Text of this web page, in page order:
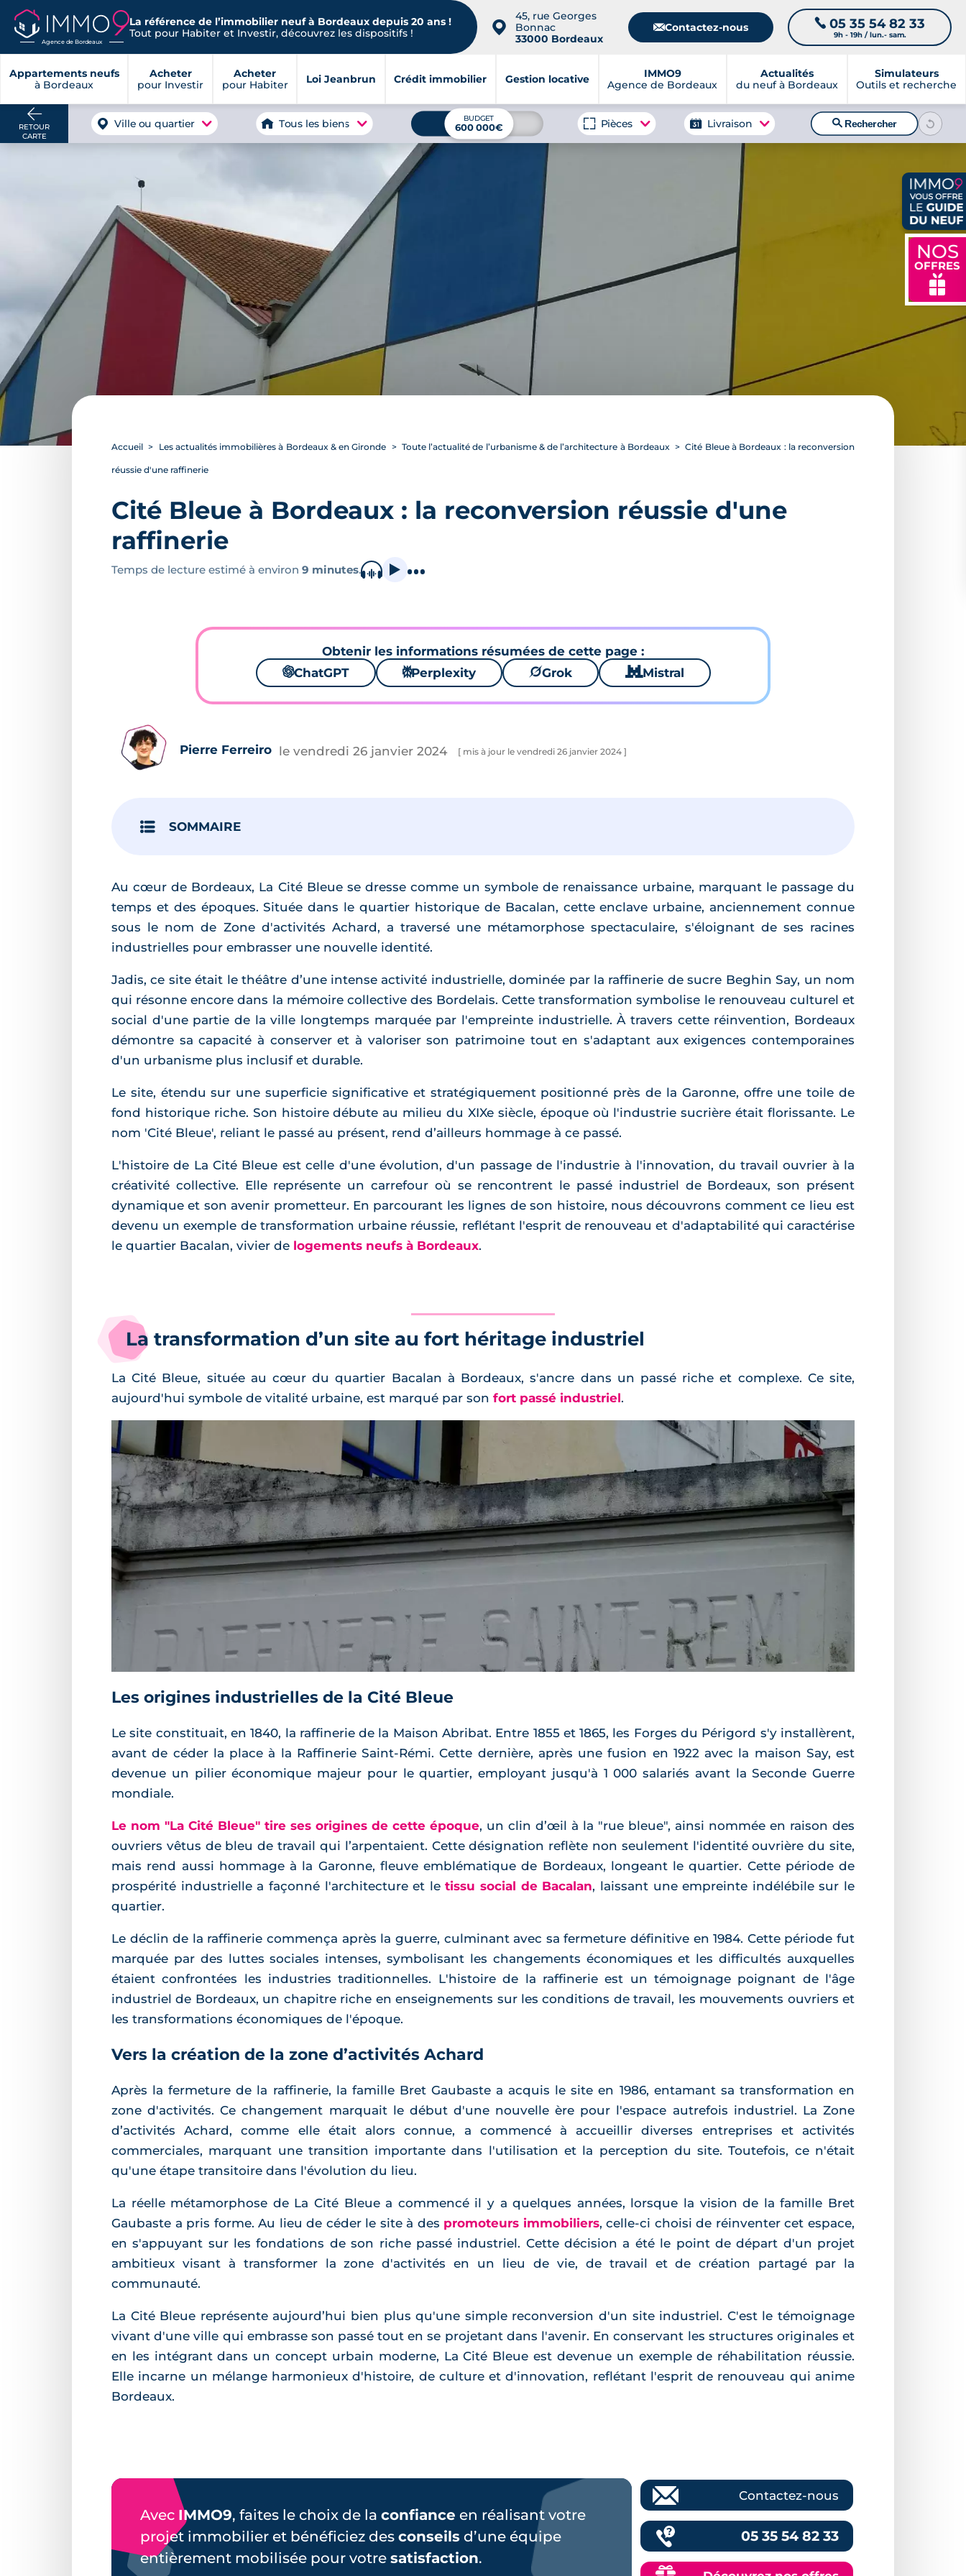
Agence de Bordeaux
La référence de l’immobilier neuf à Bordeaux depuis 20 ans !
Tout pour Habiter et Investir, découvrez les dispositifs !
📍
45, rue Georges
Bonnac
33000 Bordeaux
📧Contactez-nous 📞 05 35 54 82 33
9h - 19h / lun.- sam.
Appartements neufs
à Bordeaux
Acheter
pour Investir
Acheter
pour Habiter
Loi Jeanbrun Crédit immobilier Gestion locative
IMMO9
Agence de Bordeaux
Actualités
du neuf à Bordeaux
Simulateurs
Outils et recherche
NOS
OFFRES
🎁
RETOUR
CARTE
Ville ou quartier Tous les biens BUDGET
600 000€ Pièces Livraison 🔍Rechercher
Accueil Les actualités immobilières à Bordeaux & en Gironde Toute l’actualité de l’urbanisme & de l’architecture à Bordeaux Cité Bleue à Bordeaux : la reconversion
réussie d'une raffinerie
Cité Bleue à Bordeaux : la reconversion réussie d'une
raffinerie
Temps de lecture estimé à environ 9 minutes.
Obtenir les informations résumées de cette page :
🌌ChatGPT ⚙Perplexity 🪐Grok 🐱 Mistral
Pierre Ferreiro le vendredi 26 janvier 2024 [ mis à jour le vendredi 26 janvier 2024 ]
SOMMAIRE
Au cœur de Bordeaux, La Cité Bleue se dresse comme un symbole de renaissance urbaine, marquant le passage du
temps et des époques. Située dans le quartier historique de Bacalan, cette enclave urbaine, anciennement connue
sous le nom de Zone d'activités Achard, a traversé une métamorphose spectaculaire, s'éloignant de ses racines
industrielles pour embrasser une nouvelle identité.
Jadis, ce site était le théâtre d’une intense activité industrielle, dominée par la raffinerie de sucre Beghin Say, un nom
qui résonne encore dans la mémoire collective des Bordelais. Cette transformation symbolise le renouveau culturel et
social d'une partie de la ville longtemps marquée par l'empreinte industrielle. À travers cette réinvention, Bordeaux
démontre sa capacité à conserver et à valoriser son patrimoine tout en s'adaptant aux exigences contemporaines
d'un urbanisme plus inclusif et durable.
Le site, étendu sur une superficie significative et stratégiquement positionné près de la Garonne, offre une toile de
fond historique riche. Son histoire débute au milieu du XIXe siècle, époque où l'industrie sucrière était florissante. Le
nom 'Cité Bleue', reliant le passé au présent, rend d’ailleurs hommage à ce passé.
L'histoire de La Cité Bleue est celle d'une évolution, d'un passage de l'industrie à l'innovation, du travail ouvrier à la
créativité collective. Elle représente un carrefour où se rencontrent le passé industriel de Bordeaux, son présent
dynamique et son avenir prometteur. En parcourant les lignes de son histoire, nous découvrons comment ce lieu est
devenu un exemple de transformation urbaine réussie, reflétant l'esprit de renouveau et d'adaptabilité qui caractérise
le quartier Bacalan, vivier de logements neufs à Bordeaux.
La transformation d’un site au fort héritage industriel
La Cité Bleue, située au cœur du quartier Bacalan à Bordeaux, s'ancre dans un passé riche et complexe. Ce site,
aujourd'hui symbole de vitalité urbaine, est marqué par son fort passé industriel.
Les origines industrielles de la Cité Bleue
Le site constituait, en 1840, la raffinerie de la Maison Abribat. Entre 1855 et 1865, les Forges du Périgord s'y installèrent,
avant de céder la place à la Raffinerie Saint-Rémi. Cette dernière, après une fusion en 1922 avec la maison Say, est
devenue un pilier économique majeur pour le quartier, employant jusqu'à 1 000 salariés avant la Seconde Guerre
mondiale.
Le nom "La Cité Bleue" tire ses origines de cette époque, un clin d’œil à la "rue bleue", ainsi nommée en raison des
ouvriers vêtus de bleu de travail qui l’arpentaient. Cette désignation reflète non seulement l'identité ouvrière du site,
mais rend aussi hommage à la Garonne, fleuve emblématique de Bordeaux, longeant le quartier. Cette période de
prospérité industrielle a façonné l'architecture et letissu social de Bacalan, laissant une empreinte indélébile sur le
quartier.
Le déclin de la raffinerie commença après la guerre, culminant avec sa fermeture définitive en 1984. Cette période fut
marquée par des luttes sociales intenses, symbolisant les changements économiques et les difficultés auxquelles
étaient confrontées les industries traditionnelles. L'histoire de la raffinerie est un témoignage poignant de l'âge
industriel de Bordeaux, un chapitre riche en enseignements sur les conditions de travail, les mouvements ouvriers et
les transformations économiques de l'époque.
Vers la création de la zone d’activités Achard
Après la fermeture de la raffinerie, la famille Bret Gaubaste a acquis le site en 1986, entamant sa transformation en
zone d'activités. Ce changement marquait le début d'une nouvelle ère pour l'espace autrefois industriel. La Zone
d’activités Achard, comme elle était alors connue, a commencé à accueillir diverses entreprises et activités
commerciales, marquant une transition importante dans l'utilisation et la perception du site. Toutefois, ce n'était
qu'une étape transitoire dans l'évolution du lieu.
La réelle métamorphose de La Cité Bleue a commencé il y a quelques années, lorsque la vision de la famille Bret
Gaubaste a pris forme. Au lieu de céder le site à des promoteurs immobiliers, celle-ci choisi de réinventer cet espace,
en s'appuyant sur les fondations de son riche passé industriel. Cette décision a été le point de départ d'un projet
ambitieux visant à transformer la zone d'activités en un lieu de vie, de travail et de création partagé par la
communauté.
La Cité Bleue représente aujourd’hui bien plus qu'une simple reconversion d'un site industriel. C'est le témoignage
vivant d'une ville qui embrasse son passé tout en se projetant dans l'avenir. En conservant les structures originales et
en les intégrant dans un concept urbain moderne, La Cité Bleue est devenue un exemple de réhabilitation réussie.
Elle incarne un mélange harmonieux d'histoire, de culture et d'innovation, reflétant l'esprit de renouveau qui anime
Bordeaux.
Avec IMMO9, faites le choix de la confiance en réalisant votre
projet immobilier et bénéficiez des conseils d’une équipe
entièrement mobilisée pour votre satisfaction.
Contactez-nous
05 35 54 82 33